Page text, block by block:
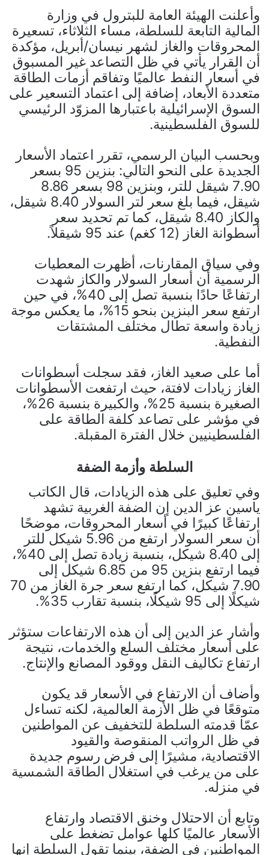
وأعلنت الهيئة العامة للبترول في وزارة
المالية التابعة للسلطة، مساء الثلاثاء، تسعيرة
المحروقات والغاز لشهر نيسان/أبريل، مؤكدة
أن القرار يأتي في ظل التصاعد غير المسبوق
في أسعار النفط عالميًا وتفاقم أزمات الطاقة
متعددة الأبعاد، إضافة إلى اعتماد التسعير على
السوق الإسرائيلية باعتبارها المزوّد الرئيسي
للسوق الفلسطينية.
وبحسب البيان الرسمي، تقرر اعتماد الأسعار
الجديدة على النحو التالي: بنزين 95 بسعر
7.90 شيقل للتر، وبنزين 98 بسعر 8.86
شيقل، فيما بلغ سعر لتر السولار 8.40 شيقل،
والكاز 8.40 شيقل، كما تم تحديد سعر
أسطوانة الغاز (12 كغم) عند 95 شيقلاً.
وفي سياق المقارنات، أظهرت المعطيات
الرسمية أن أسعار السولار والكاز شهدت
ارتفاعًا حادًا بنسبة تصل إلى 40%، في حين
ارتفع سعر البنزين بنحو 15%، ما يعكس موجة
زيادة واسعة تطال مختلف المشتقات
النفطية.
أما على صعيد الغاز، فقد سجلت أسطوانات
الغاز زيادات لافتة، حيث ارتفعت الأسطوانات
الصغيرة بنسبة 25%، والكبيرة بنسبة 26%،
في مؤشر على تصاعد كلفة الطاقة على
الفلسطينيين خلال الفترة المقبلة.
السلطة وأزمة الضفة
وفي تعليق على هذه الزيادات، قال الكاتب
ياسين عز الدين إن الضفة الغربية تشهد
ارتفاعًا كبيرًا في أسعار المحروقات، موضحًا
أن سعر السولار ارتفع من 5.96 شيكل للتر
إلى 8.40 شيكل، بنسبة زيادة تصل إلى 40%،
فيما ارتفع بنزين 95 من 6.85 شيكل إلى
7.90 شيكل، كما ارتفع سعر جرة الغاز من 70
شيكلًا إلى 95 شيكلًا، بنسبة تقارب 35%.
وأشار عز الدين إلى أن هذه الارتفاعات ستؤثر
على أسعار مختلف السلع والخدمات، نتيجة
ارتفاع تكاليف النقل ووقود المصانع والإنتاج.
وأضاف أن الارتفاع في الأسعار قد يكون
متوقعًا في ظل الأزمة العالمية، لكنه تساءل
عمّا قدمته السلطة للتخفيف عن المواطنين
في ظل الرواتب المنقوصة والقيود
الاقتصادية، مشيرًا إلى فرض رسوم جديدة
على من يرغب في استغلال الطاقة الشمسية
في منزله.
وتابع أن الاحتلال وخنق الاقتصاد وارتفاع
الأسعار عالميًا كلها عوامل تضغط على
المواطنين في الضفة، بينما تقول السلطة إنها